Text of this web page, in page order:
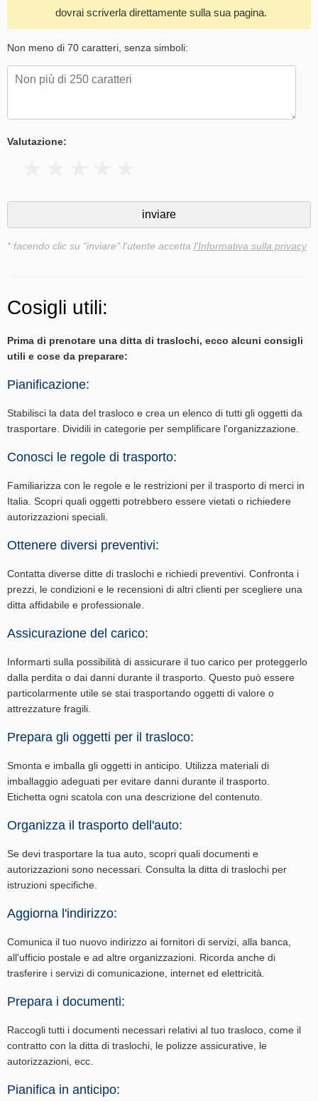
dovrai scriverla direttamente sulla sua pagina.
Non meno di 70 caratteri, senza simboli:
Valutazione:
* facendo clic su "inviare" l'utente accetta l'Informativa sulla privacy
Cosigli utili:
Prima di prenotare una ditta di traslochi, ecco alcuni consigli
utili e cose da preparare:
Pianificazione:
Stabilisci la data del trasloco e crea un elenco di tutti gli oggetti da
trasportare. Dividili in categorie per semplificare l'organizzazione.
Conosci le regole di trasporto:
Familiarizza con le regole e le restrizioni per il trasporto di merci in
Italia. Scopri quali oggetti potrebbero essere vietati o richiedere
autorizzazioni speciali.
Ottenere diversi preventivi:
Contatta diverse ditte di traslochi e richiedi preventivi. Confronta i
prezzi, le condizioni e le recensioni di altri clienti per scegliere una
ditta affidabile e professionale.
Assicurazione del carico:
Informarti sulla possibilità di assicurare il tuo carico per proteggerlo
dalla perdita o dai danni durante il trasporto. Questo può essere
particolarmente utile se stai trasportando oggetti di valore o
attrezzature fragili.
Prepara gli oggetti per il trasloco:
Smonta e imballa gli oggetti in anticipo. Utilizza materiali di
imballaggio adeguati per evitare danni durante il trasporto.
Etichetta ogni scatola con una descrizione del contenuto.
Organizza il trasporto dell'auto:
Se devi trasportare la tua auto, scopri quali documenti e
autorizzazioni sono necessari. Consulta la ditta di traslochi per
istruzioni specifiche.
Aggiorna l'indirizzo:
Comunica il tuo nuovo indirizzo ai fornitori di servizi, alla banca,
all'ufficio postale e ad altre organizzazioni. Ricorda anche di
trasferire i servizi di comunicazione, internet ed elettricità.
Prepara i documenti:
Raccogli tutti i documenti necessari relativi al tuo trasloco, come il
contratto con la ditta di traslochi, le polizze assicurative, le
autorizzazioni, ecc.
Pianifica in anticipo: